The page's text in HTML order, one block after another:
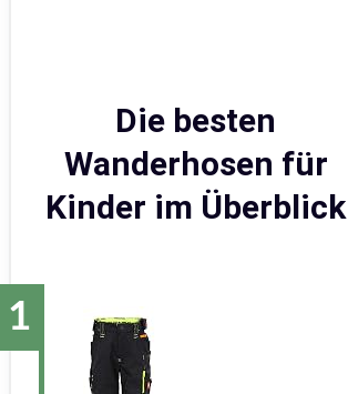
Die besten
Wanderhosen für
Kinder im Überblick